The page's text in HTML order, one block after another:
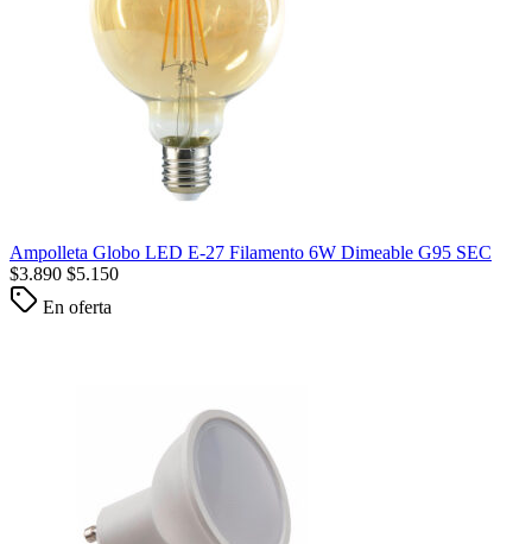
Ampolleta Globo LED E-27 Filamento 6W Dimeable G95 SEC
$3.890 $5.150
En oferta